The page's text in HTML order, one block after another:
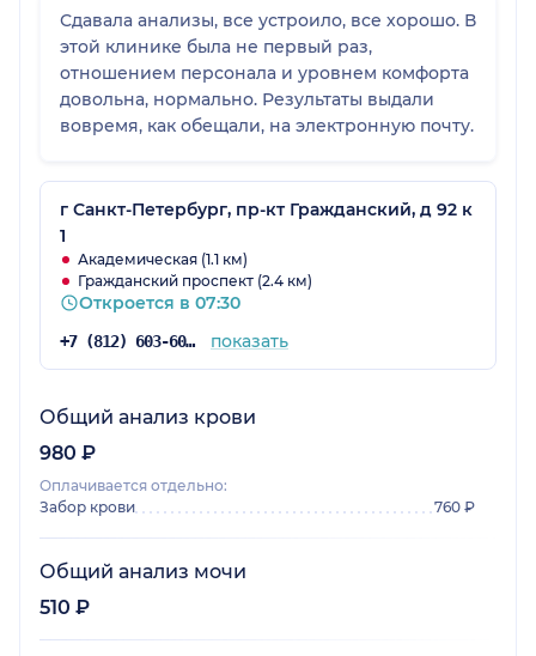
Сдавала анализы, все устроило, все хорошо. В
этой клинике была не первый раз,
отношением персонала и уровнем комфорта
довольна, нормально. Результаты выдали
вовремя, как обещали, на электронную почту.
г Санкт-Петербург, пр-кт Гражданский, д 92 к
1
Академическая (1.1 км)
Гражданский проспект (2.4 км)
Откроется в 07:30
+7 (812) 603-60-42 показать
Общий анализ крови
980 ₽
Оплачивается отдельно:
Забор крови
760 ₽
Общий анализ мочи
510 ₽